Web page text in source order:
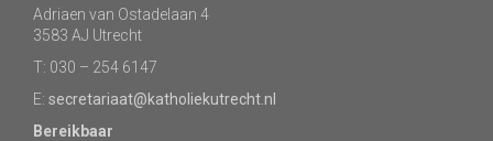
Adriaen van Ostadelaan 4
3583 AJ Utrecht
T: 030 – 254 6147
E: secretariaat@katholiekutrecht.nl
Bereikbaar